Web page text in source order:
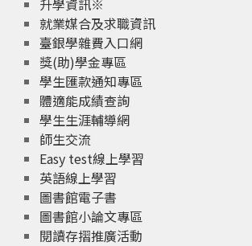
就業媒合及求職資訊
臺銀學雜費入口網
獎(助)學金專區
學生匯款通知專區
體適能成績查詢
學生生涯輔導網
師生交流
Easy test線上學習
英語線上學習
圖書館電子書
圖書館小論文專區
閱讀存摺推廣活動